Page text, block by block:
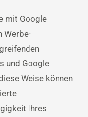
mit Google
Werbe-
und Google
Weise können
Ihres